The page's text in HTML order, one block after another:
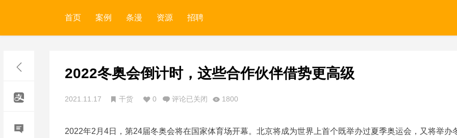
首页 案例 条漫 资源 招聘
2022冬奥会倒计时，这些合作伙伴借势更高级
2021.11.17 干货 0 评论已关闭 1800
2022年2月4日，第24届冬奥会将在国家体育场开幕。北京将成为世界上首个既举办过夏季奥运会，又将举办